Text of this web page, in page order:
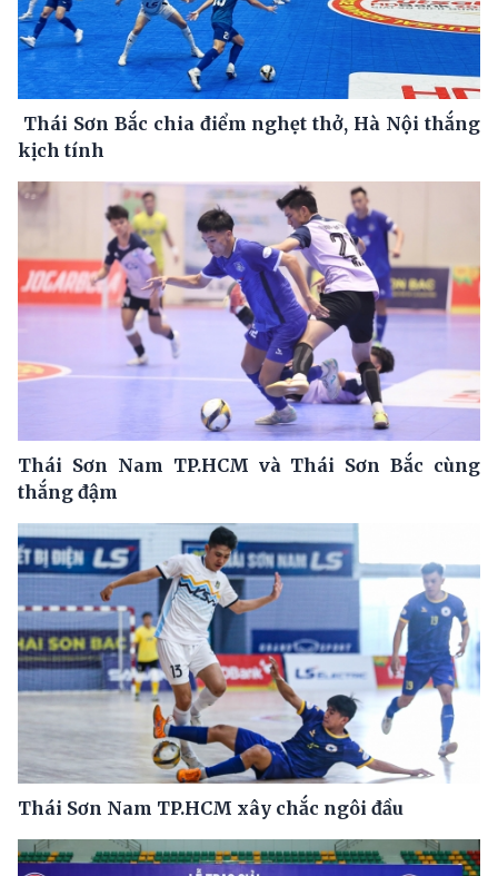
Thái Sơn Bắc chia điểm nghẹt thở, Hà Nội thắng
kịch tính
Thái Sơn Nam TP.HCM và Thái Sơn Bắc cùng
thắng đậm
Thái Sơn Nam TP.HCM xây chắc ngôi đầu